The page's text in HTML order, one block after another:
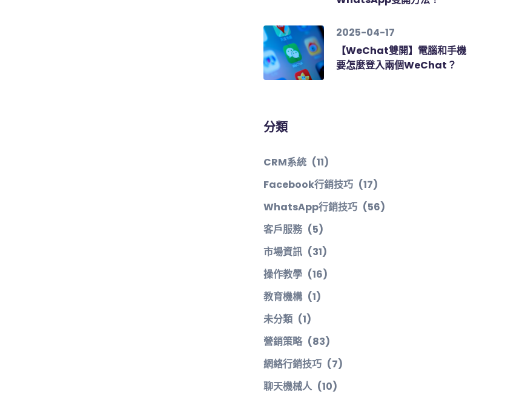
2025-04-17
【WeChat雙開】電腦和手機
要怎麼登入兩個WeChat？
分類
CRM系統 (11)
Facebook行銷技巧 (17)
WhatsApp行銷技巧 (56)
客戶服務 (5)
市場資訊 (31)
操作教學 (16)
教育機構 (1)
未分類 (1)
營銷策略 (83)
網絡行銷技巧 (7)
聊天機械人 (10)